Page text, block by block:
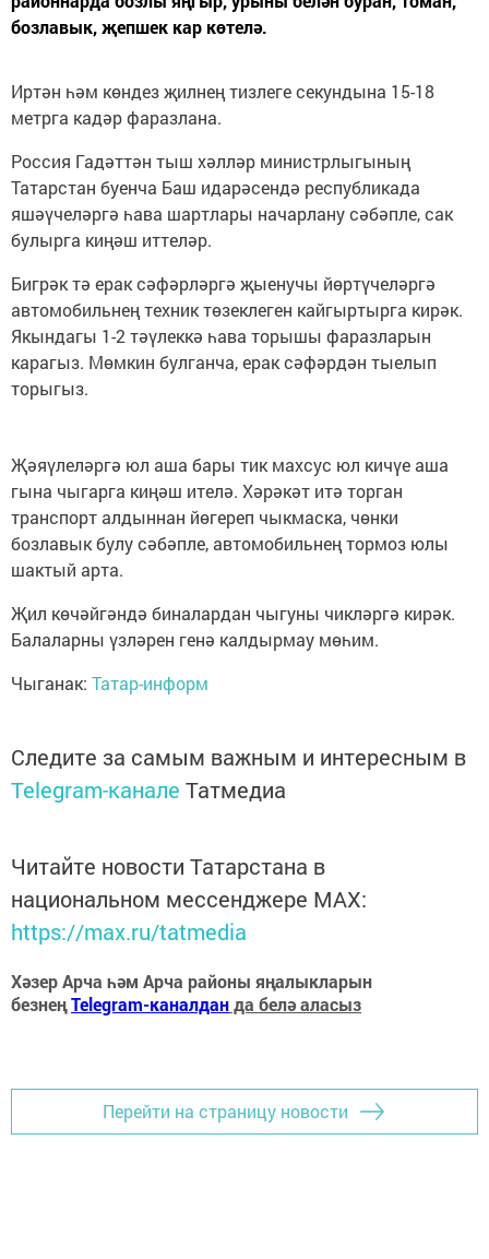
бозлавык, җепшек кар көтелә.
Иртән һәм көндез җилнең тизлеге секундына 15-18
метрга кадәр фаразлана.
Россия Гадәттән тыш хәлләр министрлыгының
Татарстан буенча Баш идарәсендә республикада
яшәүчеләргә һава шартлары начарлану сәбәпле, сак
булырга киңәш иттеләр.
Бигрәк тә ерак сәфәрләргә җыенучы йөртүчеләргә
автомобильнең техник төзеклеген кайгыртырга кирәк.
Якындагы 1-2 тәүлеккә һава торышы фаразларын
карагыз. Мөмкин булганча, ерак сәфәрдән тыелып
торыгыз.
Җәяүлеләргә юл аша бары тик махсус юл кичүе аша
гына чыгарга киңәш ителә. Хәрәкәт итә торган
транспорт алдыннан йөгереп чыкмаска, чөнки
бозлавык булу сәбәпле, автомобильнең тормоз юлы
шактый арта.
Җил көчәйгәндә биналардан чыгуны чикләргә кирәк.
Балаларны үзләрен генә калдырмау мөһим.
Чыганак: Татар-информ
Следите за самым важным и интересным в
Telegram-канале Татмедиа
Читайте новости Татарстана в
национальном мессенджере MАХ:
https://max.ru/tatmedia
Хәзер Арча һәм Арча районы яңалыкларын
безнеңTelegram-каналданда белә аласыз
Перейти на страницу новости